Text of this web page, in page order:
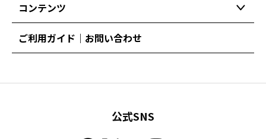
コンテンツ
ご利用ガイド｜お問い合わせ
公式SNS